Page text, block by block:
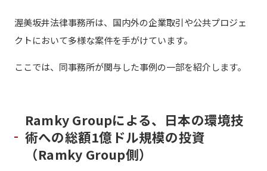
渥美坂井法律事務所は、国内外の企業取引や公共プロジェ
クトにおいて多様な案件を手がけています。
ここでは、同事務所が関与した事例の一部を紹介します。
Ramky Groupによる、日本の環境技
術への総額1億ドル規模の投資
（Ramky Group側）